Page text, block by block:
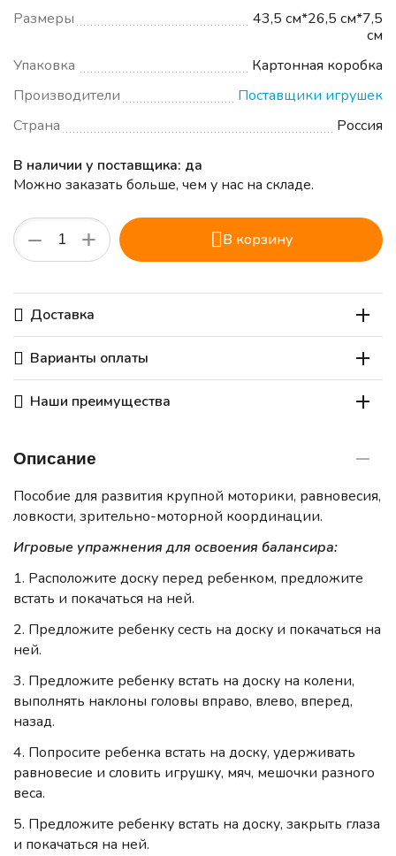
Размеры
43,5 см*26,5 см*7,5
см
Упаковка
Картонная коробка
Производители
Поставщики игрушек
Страна
Россия
В наличии у поставщика: да
Можно заказать больше, чем у нас на складе.
+
− В корзину
Доставка
Варианты оплаты
Наши преимущества
Описание
Пособие для развития крупной моторики, равновесия,
ловкости, зрительно-моторной координации.
Игровые упражнения для освоения балансира:
1. Расположите доску перед ребенком, предложите
встать и покачаться на ней.
2. Предложите ребенку сесть на доску и покачаться на
ней.
3. Предложите ребенку встать на доску на колени,
выполнять наклоны головы вправо, влево, вперед,
назад.
4. Попросите ребенка встать на доску, удерживать
равновесие и словить игрушку, мяч, мешочки разного
веса.
5. Предложите ребенку встать на доску, закрыть глаза
и покачаться на ней.